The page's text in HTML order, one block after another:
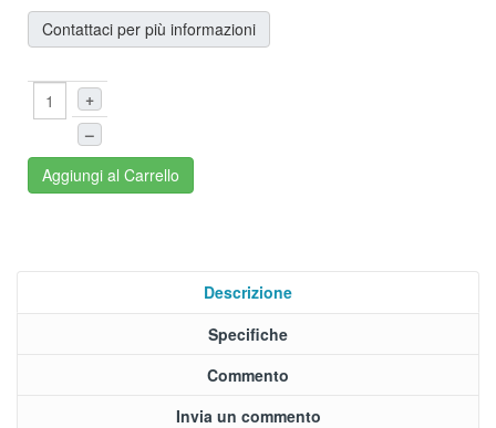
Contattaci per più informazioni
+
–
Aggiungi al Carrello
Descrizione
Specifiche
Commento
Invia un commento